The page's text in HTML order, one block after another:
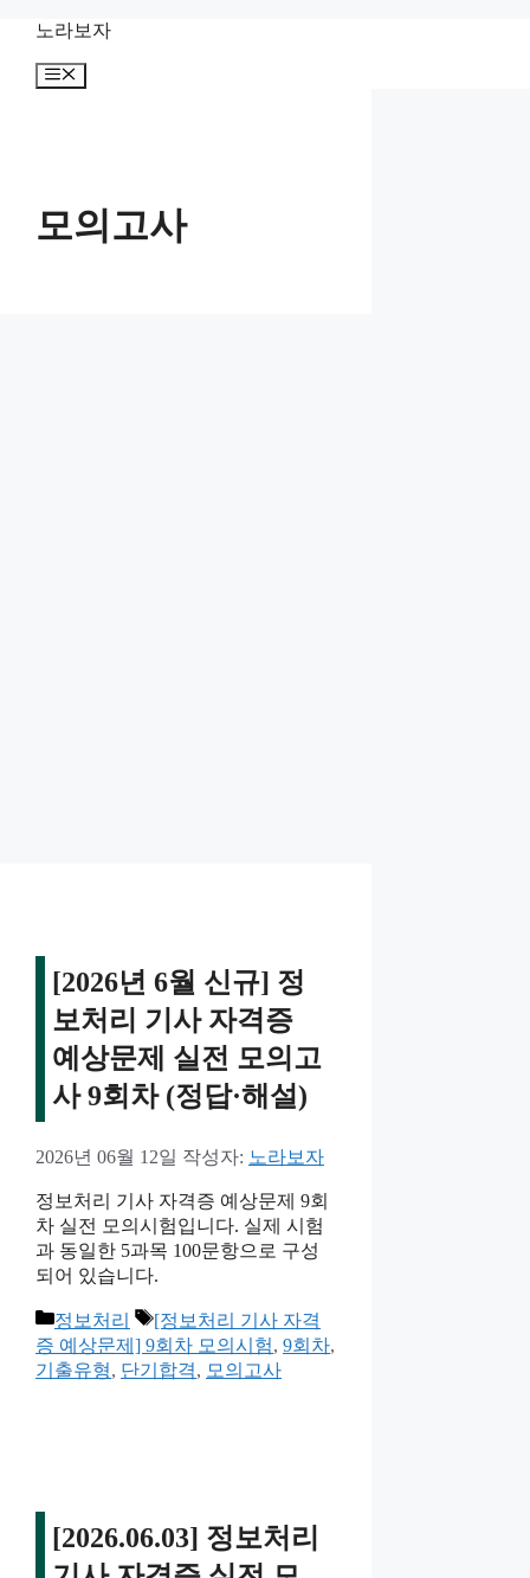
노라보자
메
모의고사
[2026년 6월 신규] 정
보처리 기사 자격증
예상문제 실전 모의고
사 9회차 (정답·해설)
2026년 06월 12일 작성자: 노라보자
정보처리 기사 자격증 예상문제 9회
차 실전 모의시험입니다. 실제 시험
과 동일한 5과목 100문항으로 구성
되어 있습니다.
카
테
고
정보처리
태
그
[정보처리 기사 자격
증 예상문제] 9회차 모의시험, 9회차,
기출유형, 단기합격, 모의고사
[2026.06.03] 정보처리